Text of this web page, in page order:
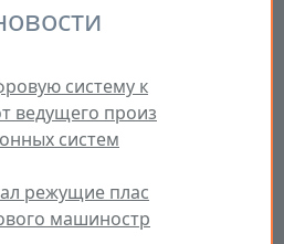
систему к
ведущего произ
систем
режущие плас
машиностр